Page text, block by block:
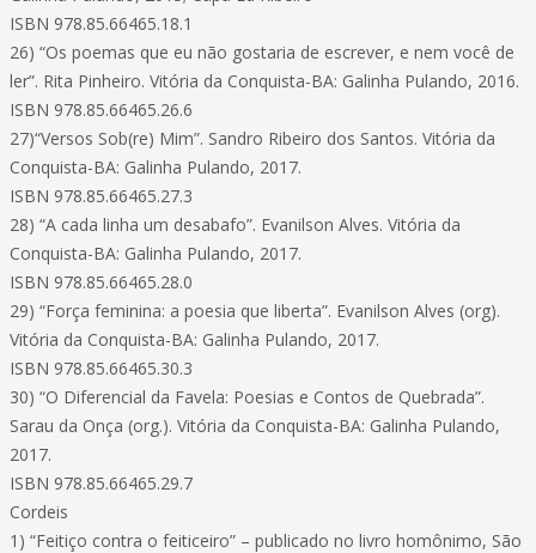
ISBN 978.85.66465.18.1
26) “Os poemas que eu não gostaria de escrever, e nem você de
ler”. Rita Pinheiro. Vitória da Conquista-BA: Galinha Pulando, 2016.
ISBN 978.85.66465.26.6
27)“Versos Sob(re) Mim”. Sandro Ribeiro dos Santos. Vitória da
Conquista-BA: Galinha Pulando, 2017.
ISBN 978.85.66465.27.3
28) “A cada linha um desabafo”. Evanilson Alves. Vitória da
Conquista-BA: Galinha Pulando, 2017.
ISBN 978.85.66465.28.0
29) “Força feminina: a poesia que liberta”. Evanilson Alves (org).
Vitória da Conquista-BA: Galinha Pulando, 2017.
ISBN 978.85.66465.30.3
30) “O Diferencial da Favela: Poesias e Contos de Quebrada”.
Sarau da Onça (org.). Vitória da Conquista-BA: Galinha Pulando,
2017.
ISBN 978.85.66465.29.7
Cordeis
1) “Feitiço contra o feiticeiro” – publicado no livro homônimo, São